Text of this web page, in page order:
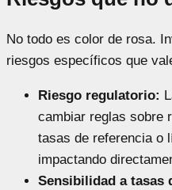
No todo es color de rosa.
riesgos específicos que
Riesgo regulatorio:
cambiar reglas sobre
tasas de referencia o
impactando
Sensibilidad a tasas